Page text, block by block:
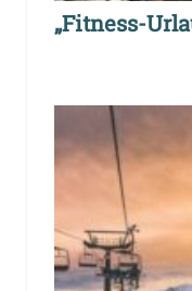
„Fitness-